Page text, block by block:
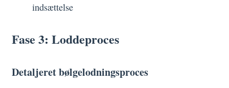
indsættelse
Fase 3: Loddeproces
Detaljeret bølgelodningsproces